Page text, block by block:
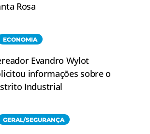
Rosa
ECONOMIA
Evandro Wylot
informações sobre o
Industrial
GERAL/SEGURANÇA